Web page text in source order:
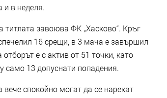
в неделя.
титлата завоюва ФК „Хасково“. Кръг
16 срещи, в 3 мача е завършил
е с актив от 51 точки, като
само 13 допуснати попадения.
спокойно могат да се нарекат